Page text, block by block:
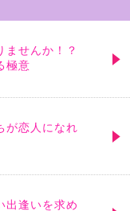
ませんか！？
極意
が恋人になれ
出逢いを求め